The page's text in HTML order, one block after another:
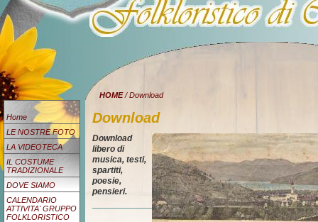
HOME/ Download
Home
LE NOSTRE FOTO
LA VIDEOTECA
IL COSTUME
TRADIZIONALE
DOVE SIAMO
CALENDARIO
ATTIVITA' GRUPPO
FOLKLORISTICO
Download
Download
libero di
musica, testi,
spartiti,
poesie,
pensieri.